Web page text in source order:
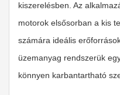
kiszerelésben. Az
motorok elsősorban a kis
számára ideális
üzemanyag rendszerük
könnyen karbantartható